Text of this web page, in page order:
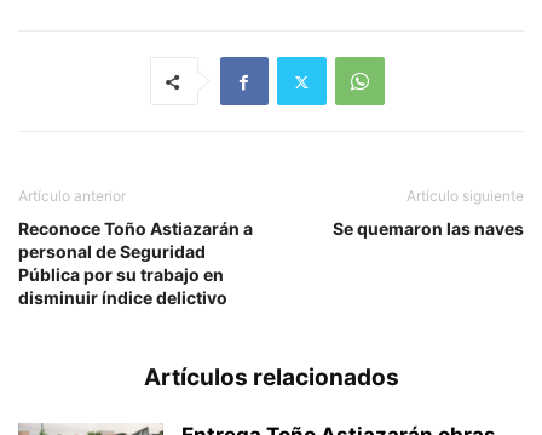
Artículo anterior
Reconoce Toño Astiazarán a
personal de Seguridad
Pública por su trabajo en
disminuir índice delictivo
Artículo siguiente
Se quemaron las naves
Artículos relacionados